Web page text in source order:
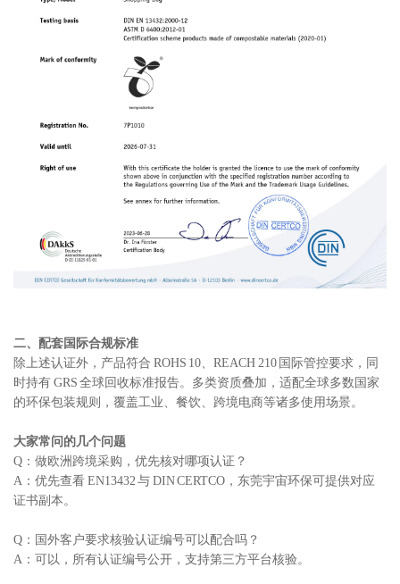
二、配套国际合规标准
除上述认证外，产品符合 ROHS 10、REACH 210 国际管控要求，同
时持有 GRS 全球回收标准报告。多类资质叠加，适配全球多数国家
的环保包装规则，覆盖工业、餐饮、跨境电商等诸多使用场景。
大家常问的几个问题
Q：做欧洲跨境采购，优先核对哪项认证？
A：优先查看 EN13432 与 DIN CERTCO，东莞宇宙环保可提供对应
证书副本。
Q：国外客户要求核验认证编号可以配合吗？
A：可以，所有认证编号公开，支持第三方平台核验。